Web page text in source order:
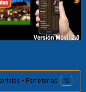
- Ferreterias 12